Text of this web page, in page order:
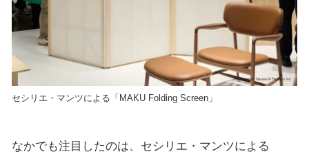
セシリエ・マンツによる「MAKU Folding Screen」
なかでも注目したのは、セシリエ・マンツによる